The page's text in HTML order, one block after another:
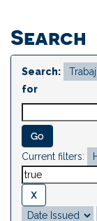
Search
Search:
for
Current filters: